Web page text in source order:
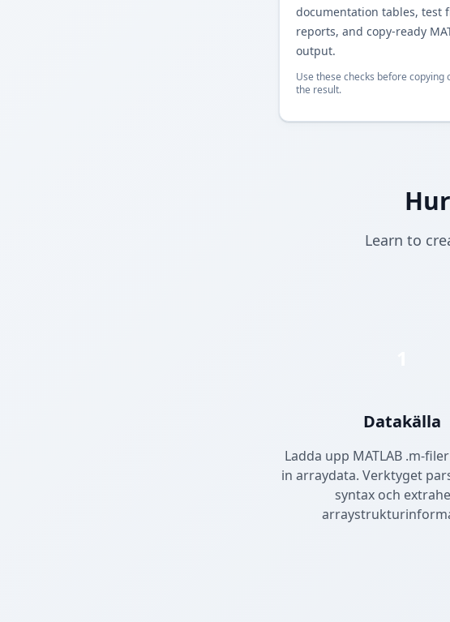
documentation tables, test
reports, and copy-ready
output.
Use these checks before copying
the result.
Learn to
Datakälla
Ladda upp MATLAB .m-
in arraydata. Verktyget
syntax och